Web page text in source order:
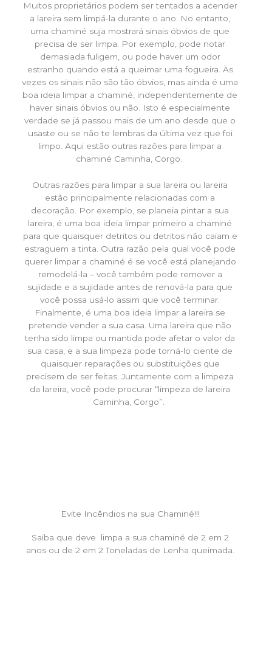
Muitos proprietários podem ser tentados a acender
a lareira sem limpá-la durante o ano. No entanto,
uma chaminé suja mostrará sinais óbvios de que
precisa de ser limpa. Por exemplo, pode notar
demasiada fuligem, ou pode haver um odor
estranho quando está a queimar uma fogueira. Às
vezes os sinais não são tão óbvios, mas ainda é uma
boa ideia limpar a chaminé, independentemente de
haver sinais óbvios ou não. Isto é especialmente
verdade se já passou mais de um ano desde que o
usaste ou se não te lembras da última vez que foi
limpo. Aqui estão outras razões para limpar a
chaminé Caminha, Corgo.
Outras razões para limpar a sua lareira ou lareira
estão principalmente relacionadas com a
decoração. Por exemplo, se planeia pintar a sua
lareira, é uma boa ideia limpar primeiro a chaminé
para que quaisquer detritos ou detritos não caiam e
estraguem a tinta. Outra razão pela qual você pode
querer limpar a chaminé é se você está planejando
remodelá-la – você também pode remover a
sujidade e a sujidade antes de renová-la para que
você possa usá-lo assim que você terminar.
Finalmente, é uma boa ideia limpar a lareira se
pretende vender a sua casa. Uma lareira que não
tenha sido limpa ou mantida pode afetar o valor da
sua casa, e a sua limpeza pode torná-lo ciente de
quaisquer reparações ou substituições que
precisem de ser feitas. Juntamente com a limpeza
da lareira, você pode procurar “limpeza de lareira
Caminha, Corgo”.
Evite Incêndios na sua Chaminé!!!
Saiba que deve limpa a sua chaminé de 2 em 2
anos ou de 2 em 2 Toneladas de Lenha queimada.